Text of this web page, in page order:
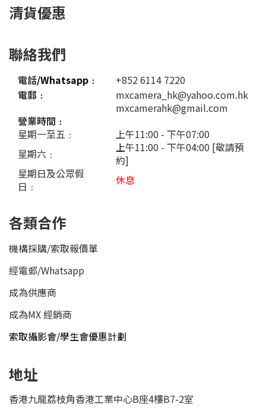
清貨優惠
聯絡我們
電話/Whatsapp ﹕
+852 6114 7220
電郵﹕
mxcamera_hk@yahoo.com.hk
mxcamerahk@gmail.com
營業時間﹕
星期一至五﹕
上午11:00 - 下午07:00
星期六﹕
上午11:00 - 下午04:00 [敬請預
約]
星期日及公眾假
日﹕
休息
各類合作
機構採購/索取報價單
經電郵/Whatsapp
成為供應商
成為MX 經銷商
索取攝影會/學生會優惠計劃
地址
香港九龍荔枝角香港工業中心B座4樓B7-2室